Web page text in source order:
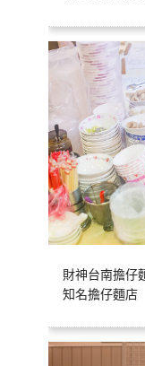
財神台南擔仔
知名擔仔麵店